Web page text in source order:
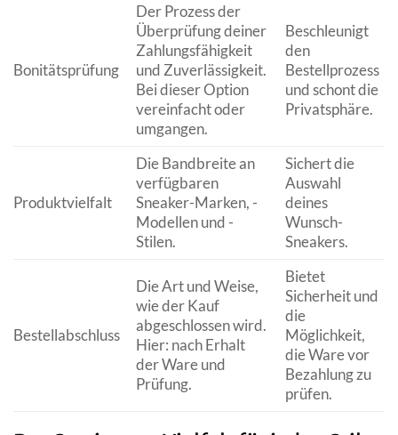
Bonitätsprüfung
Der Prozess der
Überprüfung deiner
Zahlungsfähigkeit
und Zuverlässigkeit.
Bei dieser Option
vereinfacht oder
umgangen.
Beschleunigt
den
Bestellprozess
und schont die
Privatsphäre.
Produktvielfalt
Die Bandbreite an
verfügbaren
Sneaker-Marken, -
Modellen und -
Stilen.
Sichert die
Auswahl
deines
Wunsch-
Sneakers.
Bestellabschluss
Die Art und Weise,
wie der Kauf
abgeschlossen wird.
Hier: nach Erhalt
der Ware und
Prüfung.
Bietet
Sicherheit und
die
Möglichkeit,
die Ware vor
Bezahlung zu
prüfen.